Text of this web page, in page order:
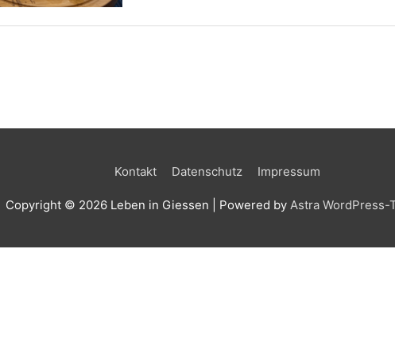
Kontakt Datenschutz Impressum
Copyright © 2026 Leben in Giessen | Powered by Astra WordPress-